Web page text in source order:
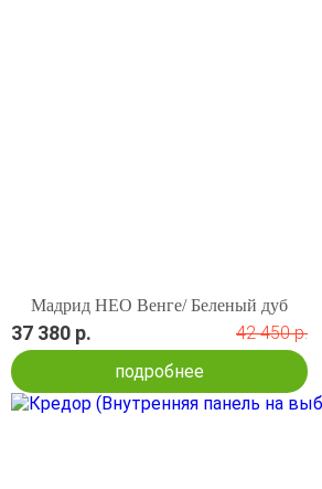
Мадрид НЕО Венге/ Беленый дуб
37 380 р.
42 450 р.
подробнее